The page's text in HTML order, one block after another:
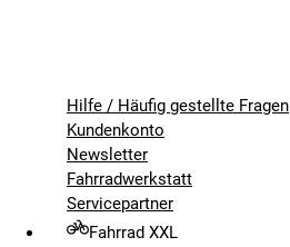
Hilfe / Häufig gestellte Fragen
Kundenkonto
Newsletter
Fahrradwerkstatt
Servicepartner
Fahrrad XXL